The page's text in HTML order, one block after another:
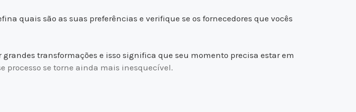
quais são as suas preferências e verifique se os fornecedores que vocês
transformações e isso significa que seu momento precisa estar em
processo se torne ainda mais inesquecível.